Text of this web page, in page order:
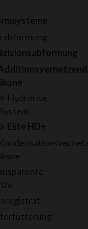
Hydrorise
System
Elite HD+